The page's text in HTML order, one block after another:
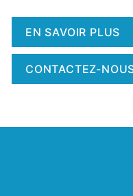
EN SAVOIR PLUS
CONTACTEZ-